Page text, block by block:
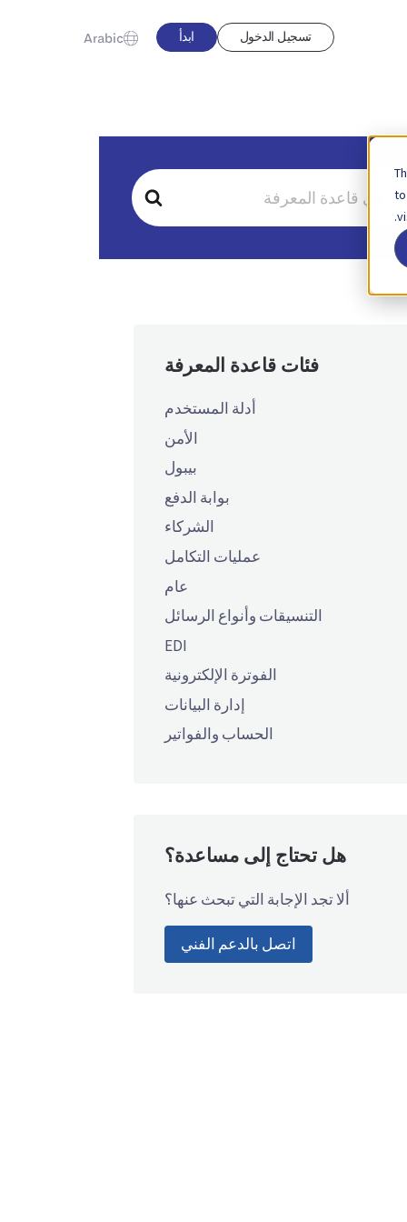
تسجيل الدخول ابدأ Arabic
فئات قاعدة المعرفة
أدلة المستخدم
الأمن
بيبول
بوابة الدفع
الشركاء
عمليات التكامل
عام
التنسيقات وأنواع الرسائل
EDI
الفوترة الإلكترونية
إدارة البيانات
الحساب والفواتير
هل تحتاج إلى مساعدة؟
ألا تجد الإجابة التي تبحث عنها؟
اتصل بالدعم الفني